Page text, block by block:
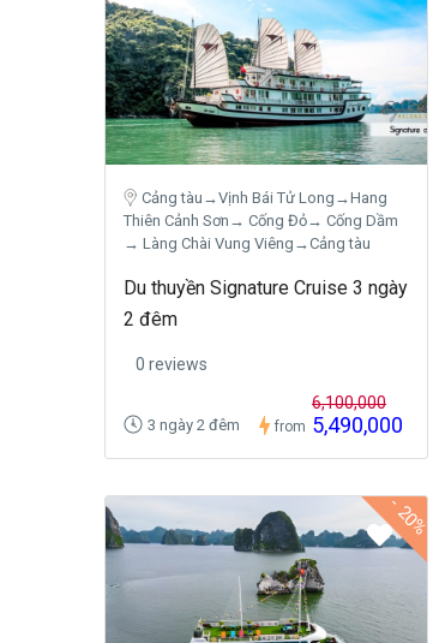
Cảng tàu→Vịnh Bái Tử Long→Hang
Thiên Cảnh Sơn→ Cống Đỏ→ Cống Dầm
→ Làng Chài Vung Viêng→Cảng tàu
Du thuyền Signature Cruise 3 ngày
2 đêm
0 reviews
3 ngày 2 đêm from
6,100,000
5,490,000
-
20%